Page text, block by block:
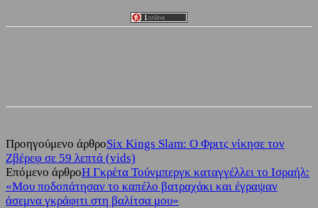
Προηγούμενο άρθροSix Kings Slam: Ο Φριτς νίκησε τον
Ζβέρεφ σε 59 λεπτά (vids)
Επόμενο άρθροΗ Γκρέτα Τούνμπεργκ καταγγέλλει το Ισραήλ:
«Μου ποδοπάτησαν το καπέλο βατραχάκι και έγραψαν
άσεμνα γκράφιτι στη βαλίτσα μου»